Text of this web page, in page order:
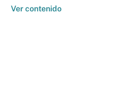
Ver contenido